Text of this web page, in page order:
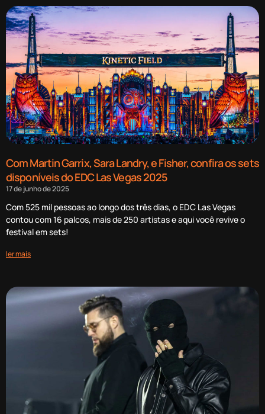
Com Martin Garrix, Sara Landry, e Fisher, confira os sets
disponíveis do EDC Las Vegas 2025
17 de junho de 2025
Com 525 mil pessoas ao longo dos três dias, o EDC Las Vegas
contou com 16 palcos, mais de 250 artistas e aqui você revive o
festival em sets!
ler mais